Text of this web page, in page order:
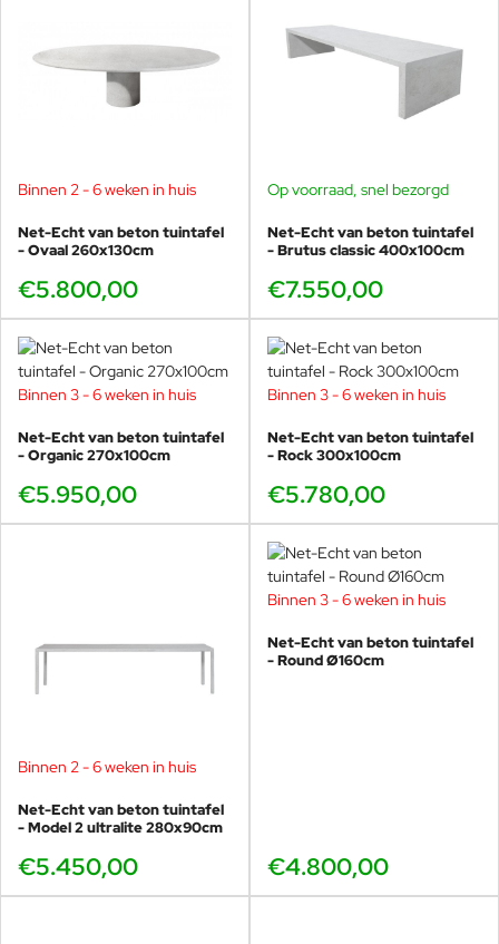
Binnen 2 - 6 weken in huis
Net-Echt van beton tuintafel
- Ovaal 260x130cm
€5.800,00
Op voorraad, snel bezorgd
Net-Echt van beton tuintafel
- Brutus classic 400x100cm
€7.550,00
Binnen 3 - 6 weken in huis
Net-Echt van beton tuintafel
- Organic 270x100cm
€5.950,00
Binnen 3 - 6 weken in huis
Net-Echt van beton tuintafel
- Rock 300x100cm
€5.780,00
Binnen 2 - 6 weken in huis
Net-Echt van beton tuintafel
- Model 2 ultralite 280x90cm
€5.450,00
Binnen 3 - 6 weken in huis
Net-Echt van beton tuintafel
- Round Ø160cm
€4.800,00